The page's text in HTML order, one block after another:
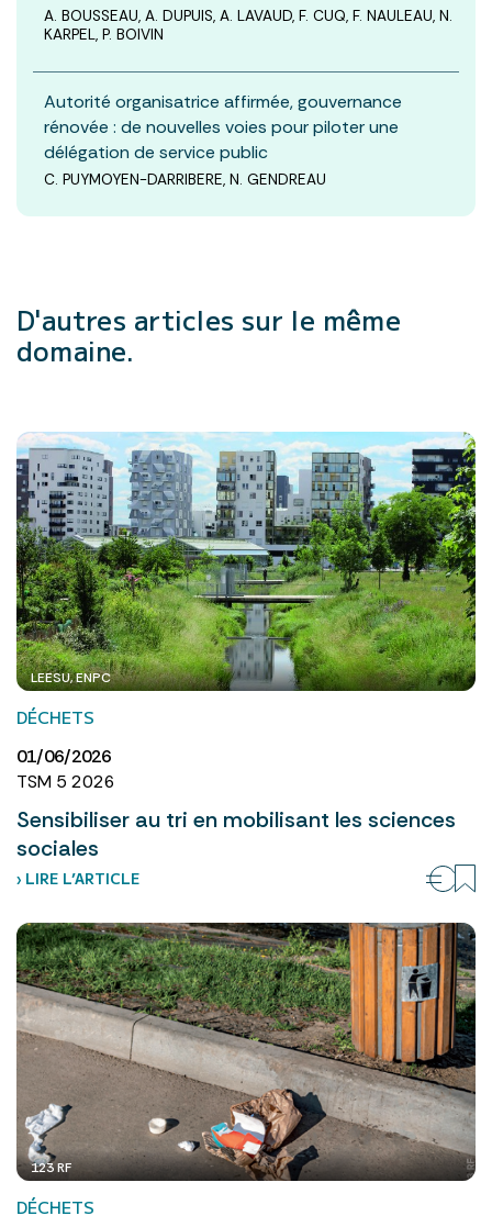
A. BOUSSEAU, A. DUPUIS, A. LAVAUD, F. CUQ, F. NAULEAU, N.
KARPEL, P. BOIVIN
Autorité organisatrice affirmée, gouvernance
rénovée : de nouvelles voies pour piloter une
délégation de service public
C. PUYMOYEN-DARRIBERE, N. GENDREAU
D'autres articles sur le même
domaine.
LEESU, ENPC
DÉCHETS
01/06/2026
TSM 5 2026
Sensibiliser au tri en mobilisant les sciences
sociales
› LIRE L’ARTICLE
123 RF
DÉCHETS